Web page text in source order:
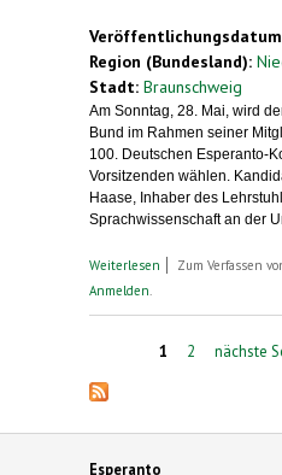
Region (Bundesland):
Stadt: Braunschweig
Am Sonntag, 28. Mai, wird
Bund im Rahmen seiner
100. Deutschen Esperanto-
Vorsitzenden wählen.
Haase, Inhaber des
Sprachwissenschaft an der
Weiterlesen über Wahl eines
Zum Verfassen
Anmelden
1 2 nächste
Esperanto